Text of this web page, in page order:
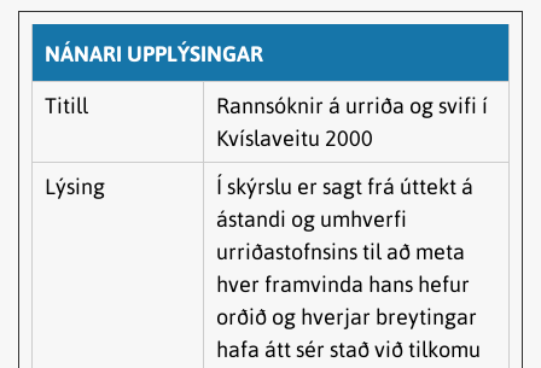
NÁNARI UPPLÝSINGAR
Titill
Rannsóknir á urriða og svifi í
Kvíslaveitu 2000
Lýsing
Í skýrslu er sagt frá úttekt á
ástandi og umhverfi
urriðastofnsins til að meta
hver framvinda hans hefur
orðið og hverjar breytingar
hafa átt sér stað við tilkomu